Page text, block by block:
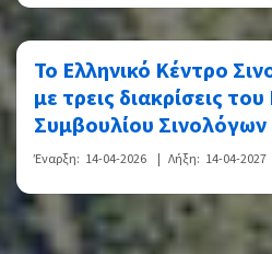
Το Ελληνικό Κέντρο
με τρεις διακρίσεις
Συμβουλίου Σινολόγων
Έναρξη: 14-04-2026 | Λήξη: 14-04-2027